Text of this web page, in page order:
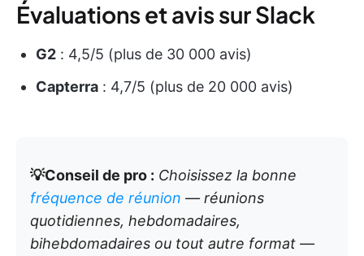
Évaluations et avis sur Slack
G2 : 4,5/5 (plus de 30 000 avis)
Capterra : 4,7/5 (plus de 20 000 avis)
💡Conseil de pro : Choisissez la bonne
fréquence de réunion — réunions
quotidiennes, hebdomadaires,
bihebdomadaires ou tout autre format —